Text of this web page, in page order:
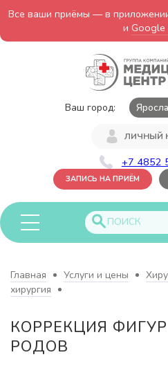
Все ваши приёмы — в
и Google
Ваш город:
ЛИЧНЫЙ
+7 4852
ЗАПИСЬ НА ПРИЁМ
Главная Услуги и цены
хирургия
КОРРЕКЦИЯ
РОДОВ